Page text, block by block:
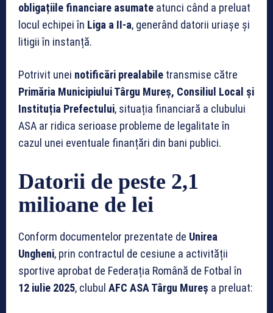
obligațiile financiare asumate atunci când a preluat
locul echipei în Liga a II-a, generând datorii uriașe și
litigii în instanță.
Potrivit unei notificări prealabile transmise către
Primăria Municipiului Târgu Mureș, Consiliul Local și
Instituția Prefectului, situația financiară a clubului
ASA ar ridica serioase probleme de legalitate în
cazul unei eventuale finanțări din bani publici.
Datorii de peste 2,1
milioane de lei
Conform documentelor prezentate de Unirea
Ungheni, prin contractul de cesiune a activității
sportive aprobat de Federația Română de Fotbal în
12 iulie 2025, clubul AFC ASA Târgu Mureș a preluat: